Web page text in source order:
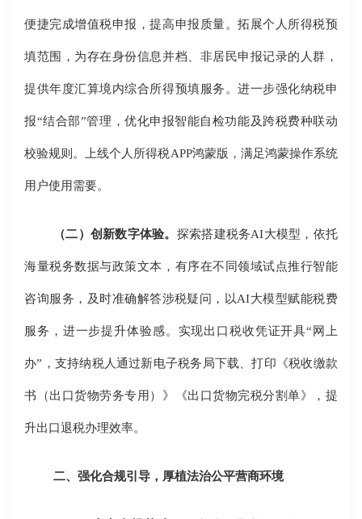
便捷完成增值税申报，提高申报质量。拓展个人所得税预
填范围，为存在身份信息并档、非居民申报记录的人群，
提供年度汇算境内综合所得预填服务。进一步强化纳税申
报“结合部”管理，优化申报智能自检功能及跨税费种联动
校验规则。上线个人所得税APP鸿蒙版，满足鸿蒙操作系统
用户使用需要。
（二）创新数字体验。 探索搭建税务AI大模型，依托
海量税务数据与政策文本，有序在不同领域试点推行智能
咨询服务，及时准确解答涉税疑问，以AI大模型赋能税费
服务，进一步提升体验感。实现出口税收凭证开具“网上
办”，支持纳税人通过新电子税务局下载、打印《税收缴款
书（出口货物劳务专用）》《出口货物完税分割单》，提
升出口退税办理效率。
二、强化合规引导，厚植法治公平营商环境